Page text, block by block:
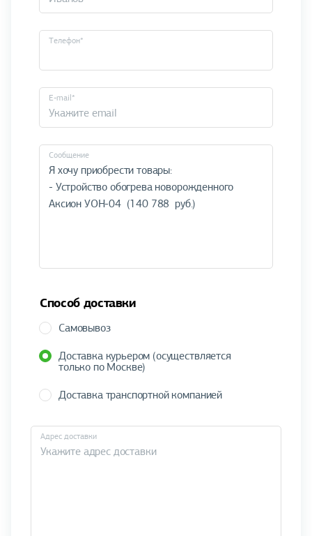
Телефон*
E-mail*
Cообщение
Способ доставки
Самовывоз
Доставка курьером (осуществляется
только по Москве)
Доставка транспортной компанией
Адрес доставки